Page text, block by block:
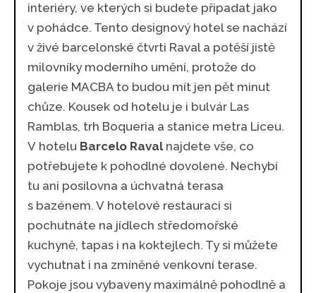
interiéry, ve kterých si budete připadat jako
v pohádce. Tento designový hotel se nachází
v živé barcelonské čtvrti Raval a potěší jistě
milovníky moderního umění, protože do
galerie MACBA to budou mít jen pět minut
chůze. Kousek od hotelu je i bulvár Las
Ramblas, trh Boqueria a stanice metra Liceu.
V hotelu Barcelo Ravalnajdete vše, co
potřebujete k pohodlné dovolené. Nechybí
tu ani posilovna a úchvatná terasa
s bazénem. V hotelové restauraci si
pochutnáte na jídlech středomořské
kuchyně, tapas i na koktejlech. Ty si můžete
vychutnat i na zmíněné venkovní terase.
Pokoje jsou vybaveny maximálně pohodlně a